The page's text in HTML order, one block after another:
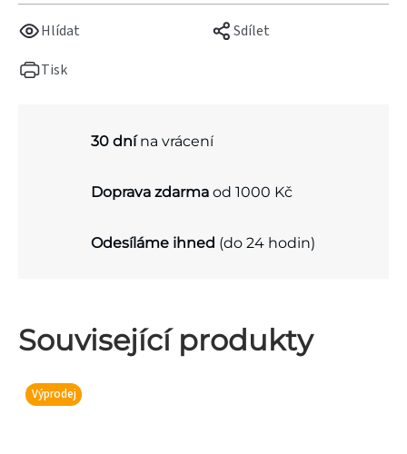
Tisk
Hlídat Sdílet
30 dnína vrácení
Doprava zdarma od 1000 Kč
Odesíláme ihned (do 24 hodin)
Související produkty
Výprodej